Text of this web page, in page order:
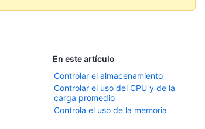
En este artículo
Controlar el almacenamiento
Controlar el uso del CPU y de la
carga promedio
Controla el uso de la memoria